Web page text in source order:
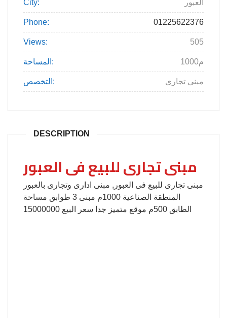
City: العبور
Phone: 01225622376
Views: 505
المساحة: 1000م
التخصص: مبنى تجارى
DESCRIPTION
مبنى تجارى للبيع فى العبور
مبنى تجارى للبيع فى العبور, مبنى ادارى وتجارى بالعبور
المنطقة الصناعية 1000م مبنى 3 طوابق مساحة
الطابق 500م موقع متميز جدا سعر البيع 15000000